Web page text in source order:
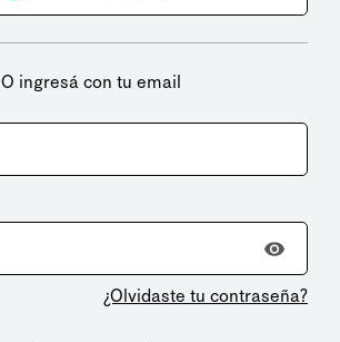
O ingresá con tu email
¿Olvidaste tu contraseña?